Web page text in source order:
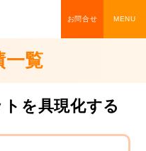
お問合せ
一覧
を具現化する